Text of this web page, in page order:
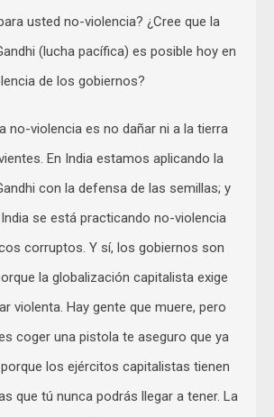
usted no-violencia? ¿Cree que la
(lucha pacífica) es posible hoy en
de los gobiernos?
no-violencia es no dañar ni a la tierra
En India estamos aplicando la
con la defensa de las semillas; y
se está practicando no-violencia
corruptos. Y sí, los gobiernos son
la globalización capitalista exige
violenta. Hay gente que muere, pero
coger una pistola te aseguro que ya
los ejércitos capitalistas tienen
que tú nunca podrás llegar a tener. La